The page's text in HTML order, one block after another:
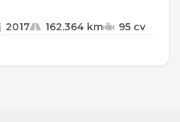
2017 162.364 km
95 cv